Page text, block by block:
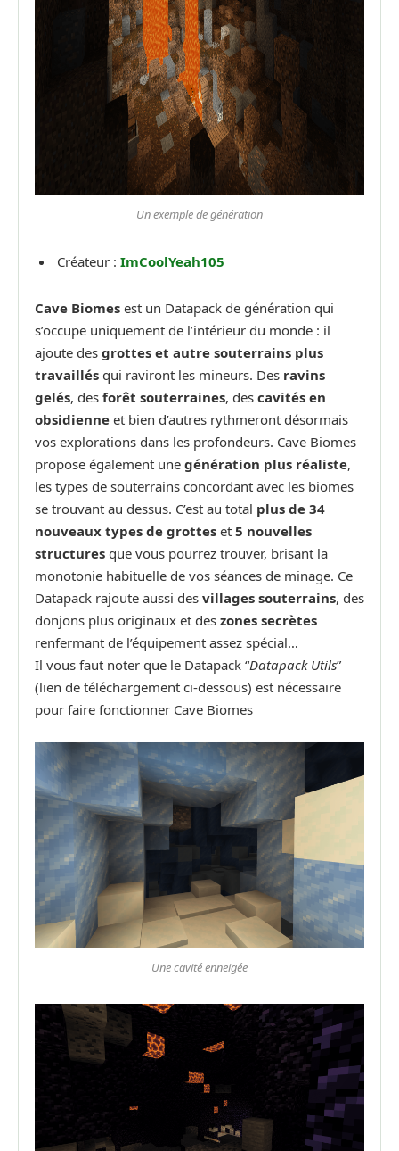
Un exemple de génération
Créateur : ImCoolYeah105
Cave Biomes est un Datapack de génération qui
s’occupe uniquement de l’intérieur du monde : il
ajoute des grottes et autre souterrains plus
travaillés qui raviront les mineurs. Des ravins
gelés, des forêt souterraines, des cavités en
obsidienne et bien d’autres rythmeront désormais
vos explorations dans les profondeurs. Cave Biomes
propose également une génération plus réaliste,
les types de souterrains concordant avec les biomes
se trouvant au dessus. C’est au total plus de 34
nouveaux types de grottes et 5 nouvelles
structures que vous pourrez trouver, brisant la
monotonie habituelle de vos séances de minage. Ce
Datapack rajoute aussi des villages souterrains, des
donjons plus originaux et des zones secrètes
renfermant de l’équipement assez spécial…
Il vous faut noter que le Datapack “Datapack Utils”
(lien de téléchargement ci-dessous) est nécessaire
pour faire fonctionner Cave Biomes
Une cavité enneigée